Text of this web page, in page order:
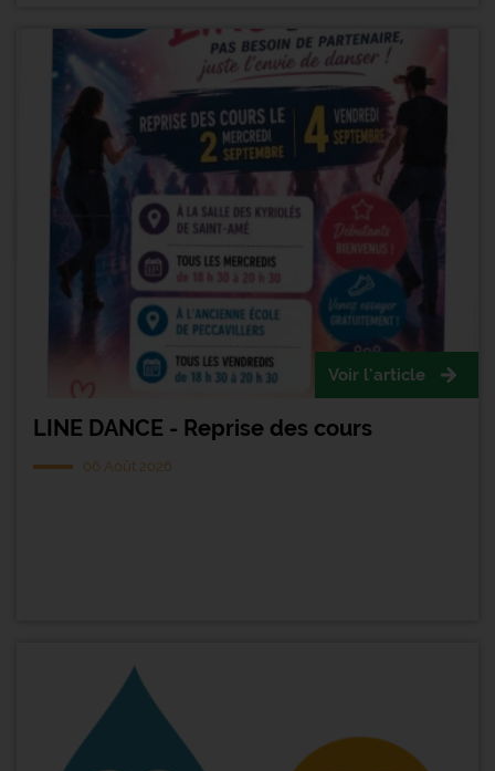
Voir l'article
LINE DANCE - Reprise des cours
06 Août 2026